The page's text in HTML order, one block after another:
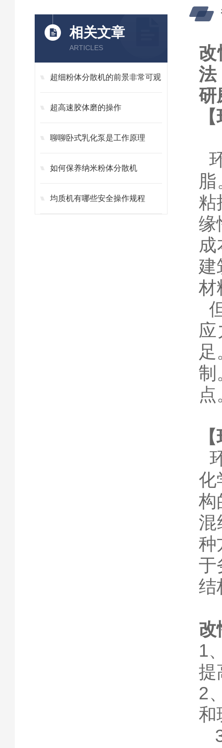
相关文章
ARTICLES
超细粉体分散机的前景非常可观
超高速胶体磨的操作
聊聊卧式乳化泵是工作原理
如何保养纳米粉体分散机
均质机有哪些安全操作规程
改
法
研
粘
缘
建
材
制
点
化
构
混
种
于
结
改
1
提
2
和